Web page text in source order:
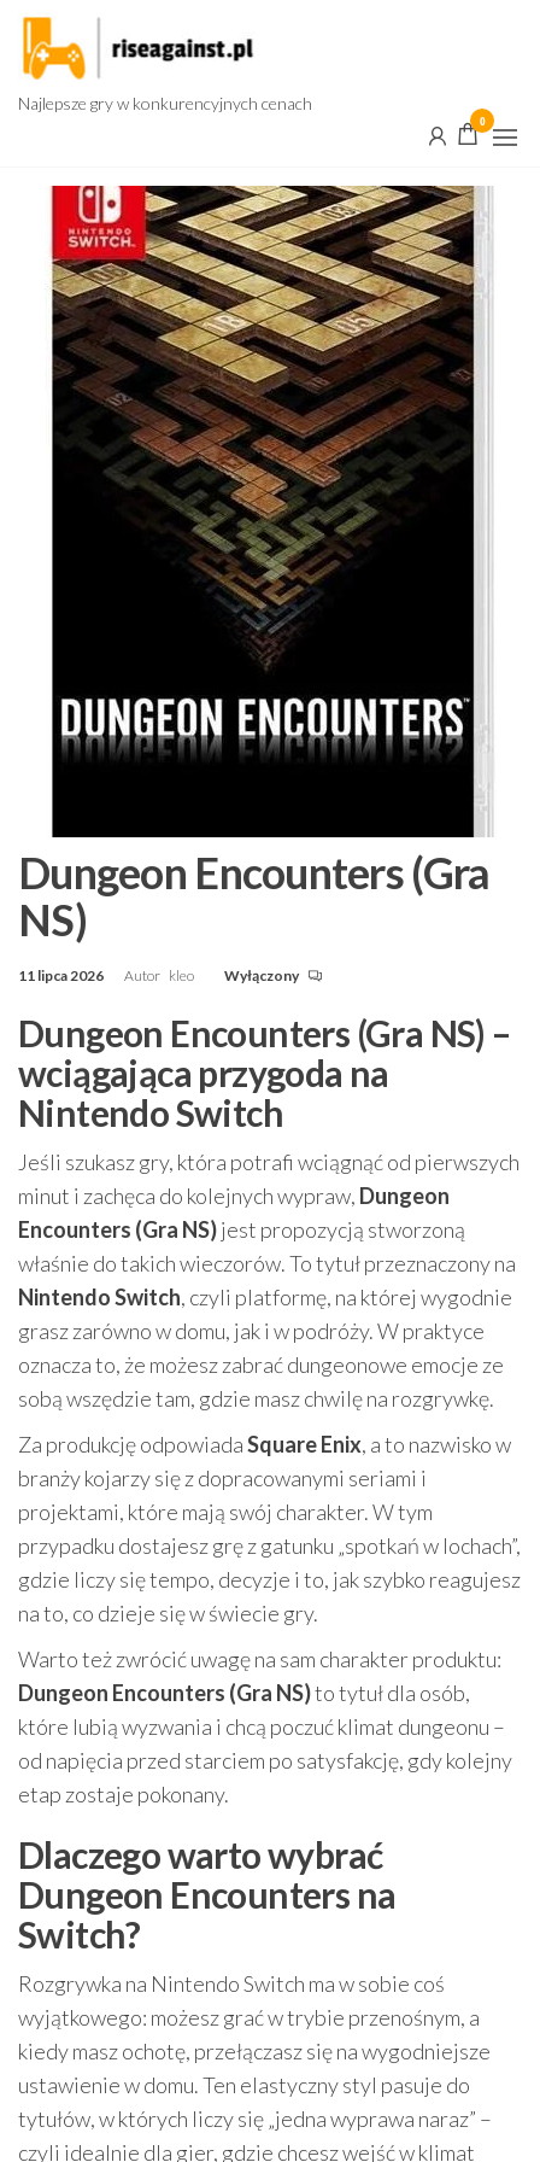
Przejdź
treści
Najlepsze gry w konkurencyjnych cenach
0
Dungeon Encounters (Gra
NS)
11 lipca 2026 Autor kleo Wyłączony
Dungeon Encounters (Gra NS) –
wciągająca przygoda na
Nintendo Switch
Jeśli szukasz gry, która potrafi wciągnąć od pierwszych
minut i zachęca do kolejnych wypraw, Dungeon
Encounters (Gra NS)jest propozycją stworzoną
właśnie do takich wieczorów. To tytuł przeznaczony na
Nintendo Switch, czyli platformę, na której wygodnie
grasz zarówno w domu, jak i w podróży. W praktyce
oznacza to, że możesz zabrać dungeonowe emocje ze
sobą wszędzie tam, gdzie masz chwilę na rozgrywkę.
Za produkcję odpowiadaSquare Enix, a to nazwisko w
branży kojarzy się z dopracowanymi seriami i
projektami, które mają swój charakter. W tym
przypadku dostajesz grę z gatunku „spotkań w lochach”,
gdzie liczy się tempo, decyzje i to, jak szybko reagujesz
na to, co dzieje się w świecie gry.
Warto też zwrócić uwagę na sam charakter produktu:
Dungeon Encounters (Gra NS)to tytuł dla osób,
które lubią wyzwania i chcą poczuć klimat dungeonu –
od napięcia przed starciem po satysfakcję, gdy kolejny
etap zostaje pokonany.
Dlaczego warto wybrać
Dungeon Encounters na
Switch?
Rozgrywka na Nintendo Switch ma w sobie coś
wyjątkowego: możesz grać w trybie przenośnym, a
kiedy masz ochotę, przełączasz się na wygodniejsze
ustawienie w domu. Ten elastyczny styl pasuje do
tytułów, w których liczy się „jedna wyprawa naraz” –
czyli idealnie dla gier, gdzie chcesz wejść w klimat